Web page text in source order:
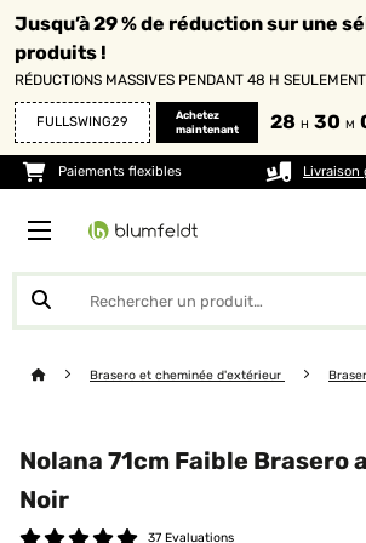
Jusqu’à 29 % de réduction sur une
produits !
RÉDUCTIONS MASSIVES PENDANT 48 H
FULLSWING29
Achetez
maintenant
28 H 30 M
Paiements flexibles Livraison
Brasero et cheminée d'extérieur
Nolana 71cm Faible Brasero
Noir
37 Evaluations